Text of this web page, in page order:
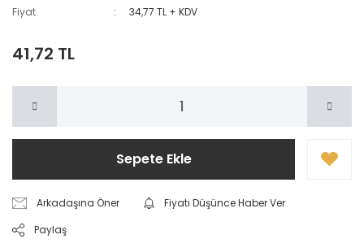
Fiyat
34,77 TL + KDV
41,72 TL
Sepete Ekle
Arkadaşına Öner
Fiyatı Düşünce Haber Ver
Paylaş